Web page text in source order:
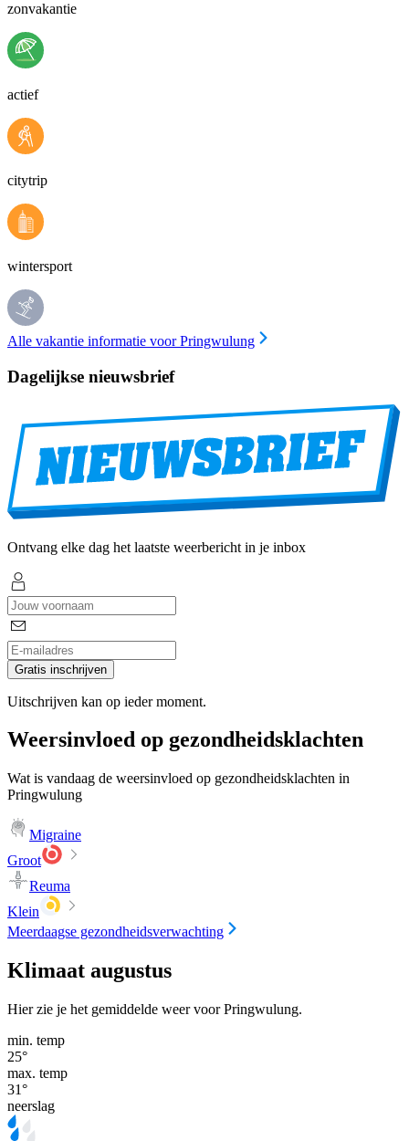
zonvakantie
actief
citytrip
wintersport
Alle vakantie informatie voor Pringwulung
Dagelijkse nieuwsbrief
Ontvang elke dag het laatste weerbericht in je inbox
Gratis inschrijven
Uitschrijven kan op ieder moment.
Weersinvloed op gezondheidsklachten
Wat is vandaag de weersinvloed op gezondheidsklachten in
Pringwulung
Migraine
Groot
Reuma
Klein
Meerdaagse gezondheidsverwachting
Klimaat augustus
Hier zie je het gemiddelde weer voor Pringwulung.
min. temp
25°
max. temp
31°
neerslag